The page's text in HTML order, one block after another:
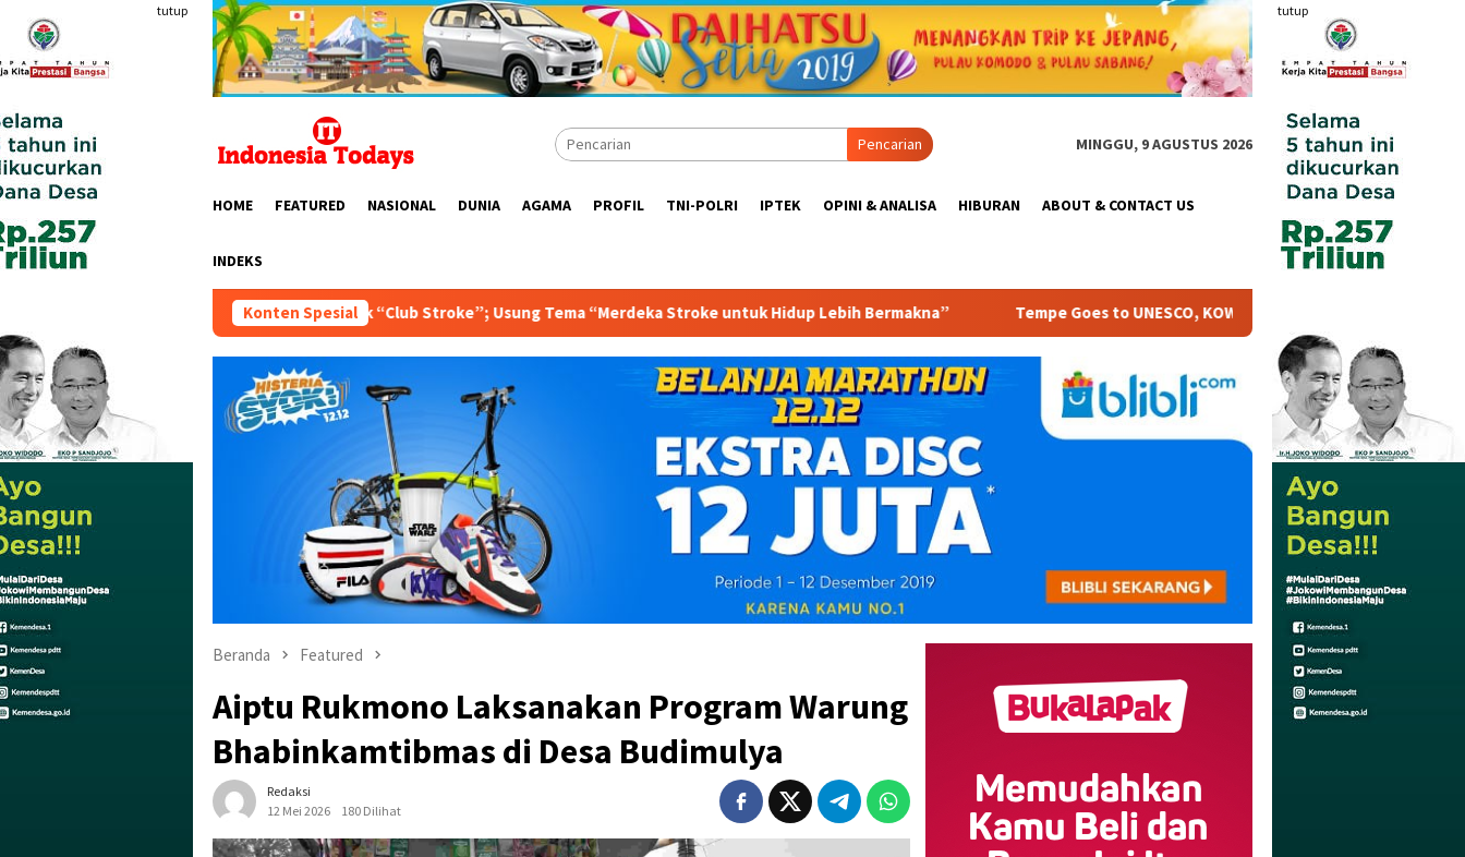
konten
tutup tutup
Pencarian MINGGU, 9 AGUSTUS 2026
HOME FEATURED NASIONAL DUNIA AGAMA PROFIL TNI-POLRI IPTEK OPINI & ANALISA HIBURAN ABOUT & CONTACT US
INDEKS
Konten Spesial
1924 Bentuk “Club Stroke”; Usung Tema “Merdeka Stroke untuk Hidup Lebih Bermakna” Tempe Goes to UNESCO, KOWANI Satukan Gerakan Pangan, Budaya dan Pemberdayaan
Beranda Featured
Aiptu Rukmono Laksanakan Program Warung
Bhabinkamtibmas di Desa Budimulya
Redaksi
12 Mei 2026
180 Dilihat